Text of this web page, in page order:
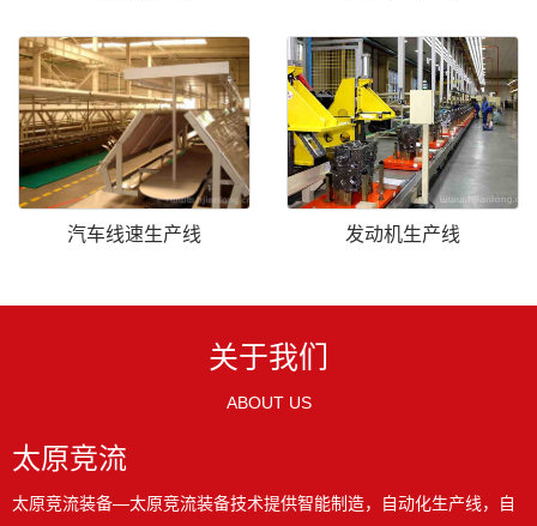
汽车线速生产线 发动机生产线
关于我们
ABOUT US
太原竞流
太原竞流装备—太原竞流装备技术提供智能制造，自动化生产线，自